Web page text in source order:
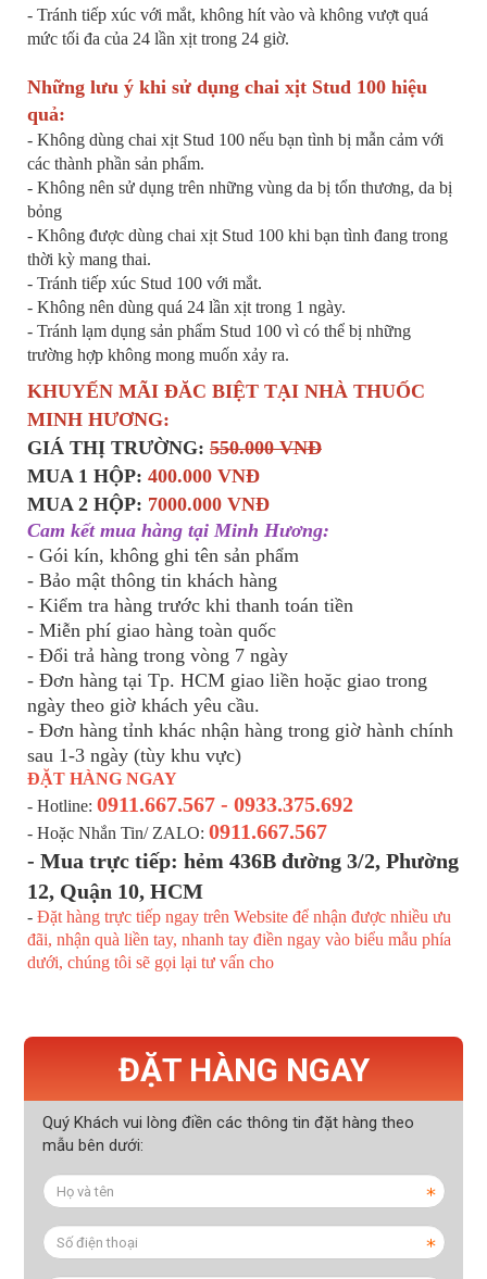
- Tránh tiếp xúc với mắt, không hít vào và không vượt quá
mức tối đa của 24 lần xịt trong 24 giờ.
Những lưu ý khi sử dụng chai xịt Stud 100 hiệu
quả:
- Không dùng chai xịt Stud 100 nếu bạn tình bị mẫn cảm với
các thành phần sản phẩm.
- Không nên sử dụng trên những vùng da bị tổn thương, da bị
bỏng
- Không được dùng chai xịt Stud 100 khi bạn tình đang trong
thời kỳ mang thai.
- Tránh tiếp xúc Stud 100 với mắt.
- Không nên dùng quá 24 lần xịt trong 1 ngày.
- Tránh lạm dụng sản phẩm Stud 100 vì có thể bị những
trường hợp không mong muốn xảy ra.
KHUYẾN MÃI ĐĂC BIỆT TẠI NHÀ THUỐC
MINH HƯƠNG:
GIÁ THỊ TRƯỜNG: 550.000 VNĐ
MUA 1 HỘP: 400.000 VNĐ
MUA 2 HỘP: 7000.000 VNĐ
Cam kết mua hàng tại Minh Hương:
- Gói kín, không ghi tên sản phẩm
- Bảo mật thông tin khách hàng
- Kiểm tra hàng trước khi thanh toán tiền
- Miễn phí giao hàng toàn quốc
- Đổi trả hàng trong vòng 7 ngày
- Đơn hàng tại Tp. HCM giao liền hoặc giao trong
ngày theo giờ khách yêu cầu.
- Đơn hàng tỉnh khác nhận hàng trong giờ hành chính
sau 1-3 ngày (tùy khu vực)
ĐẶT HÀNG NGAY
- Hotline: 0911.667.567 - 0933.375.692
- Hoặc Nhắn Tin/ ZALO: 0911.667.567
- Mua trực tiếp: hẻm 436B đường 3/2, Phường
12, Quận 10, HCM
- Đặt hàng trực tiếp ngay trên Website để nhận được nhiều ưu
đãi, nhận quà liền tay, nhanh tay điền ngay vào biểu mẫu phía
dưới, chúng tôi sẽ gọi lại tư vấn cho
ĐẶT HÀNG NGAY
Quý Khách vui lòng điền các thông tin đặt hàng theo
mẫu bên dưới: